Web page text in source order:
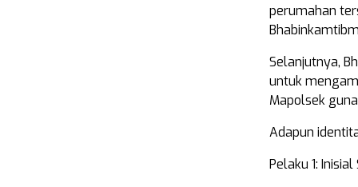
perumahan
Selanjutnya,
untuk
Mapolsek
Adapun
Pelaku 1: Inisial